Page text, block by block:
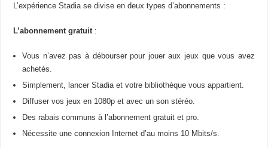
L’expérience Stadia se divise en deux types d’abonnements :
L’abonnement gratuit :
Vous n’avez pas à débourser pour jouer aux jeux que vous avez
achetés.
Simplement, lancer Stadia et votre bibliothèque vous appartient.
Diffuser vos jeux en 1080p et avec un son stéréo.
Des rabais communs à l’abonnement gratuit et pro.
Nécessite une connexion Internet d’au moins 10 Mbits/s.